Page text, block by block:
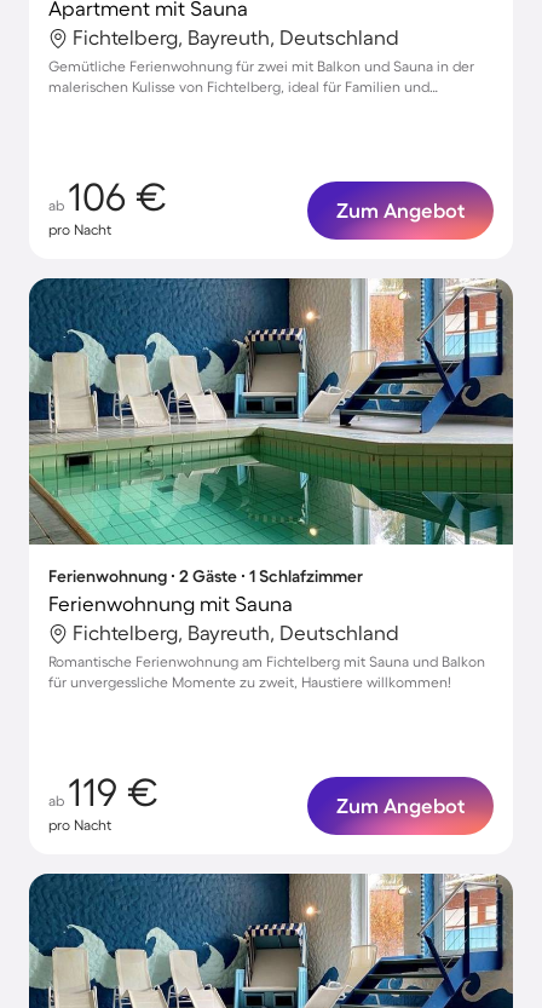
Apartment mit Sauna
Fichtelberg, Bayreuth, Deutschland
Gemütliche Ferienwohnung für zwei mit Balkon und Sauna in der
malerischen Kulisse von Fichtelberg, ideal für Familien und
ab 106 €
pro Nacht
Zum Angebot
Ferienwohnung ∙ 2 Gäste ∙ 1 Schlafzimmer
Ferienwohnung mit Sauna
Fichtelberg, Bayreuth, Deutschland
Romantische Ferienwohnung am Fichtelberg mit Sauna und Balkon
für unvergessliche Momente zu zweit, Haustiere willkommen!
ab 119 €
pro Nacht
Zum Angebot